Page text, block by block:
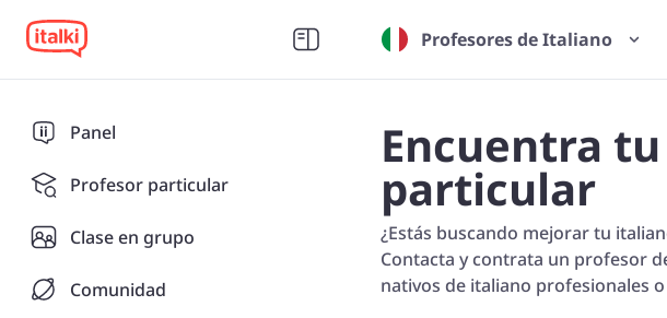
Panel
Profesor particular
Clase en grupo
Comunidad
Profesores de Italiano
Encuentra
particular
¿Estás buscando mejorar tu
Contacta y contrata un profesor
nativos de italiano profesionales